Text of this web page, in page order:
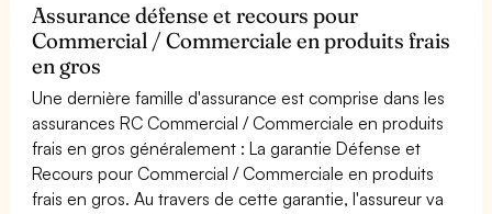
Assurance défense et recours pour
Commercial / Commerciale en produits frais
en gros
Une dernière famille d'assurance est comprise dans les
assurances RC Commercial / Commerciale en produits
frais en gros généralement : La garantie Défense et
Recours pour Commercial / Commerciale en produits
frais en gros. Au travers de cette garantie, l'assureur va